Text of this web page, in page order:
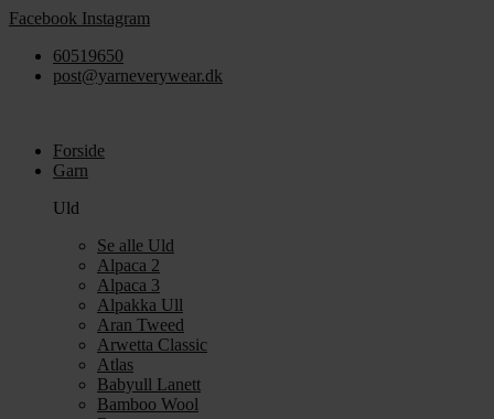
Videre
indhold
Facebook Instagram
60519650
post@yarneverywear.dk
Forside
Garn
Uld
Se alle Uld
Alpaca 2
Alpaca 3
Alpakka Ull
Aran Tweed
Arwetta Classic
Atlas
Babyull Lanett
Bamboo Wool